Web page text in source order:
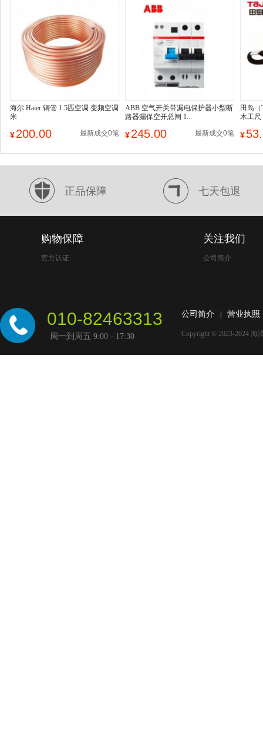
海尔 Haier 铜管 1.5匹空调 变频空调
米
¥200.00 最新成交0笔
ABB 空气开关带漏电保护器小型断
路器漏保空开总闸 1...
¥245.00 最新成交0笔
田岛
木工尺
¥
正品保障 七天包退
购物保障
官方认证
关注我们
公司简介
010-82463313
周一到周五 9:00 - 17:30
公司简介 营业执照
Copyright © 2023-2024 海